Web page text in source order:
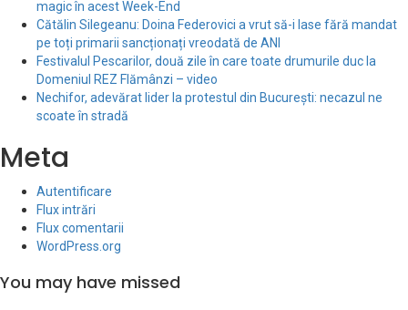
magic în acest Week-End
Cătălin Silegeanu: Doina Federovici a vrut să-i lase fără mandat
pe toți primarii sancționați vreodată de ANI
Festivalul Pescarilor, două zile în care toate drumurile duc la
Domeniul REZ Flămânzi – video
Nechifor, adevărat lider la protestul din București: necazul ne
scoate în stradă
Meta
Autentificare
Flux intrări
Flux comentarii
WordPress.org
You may have missed